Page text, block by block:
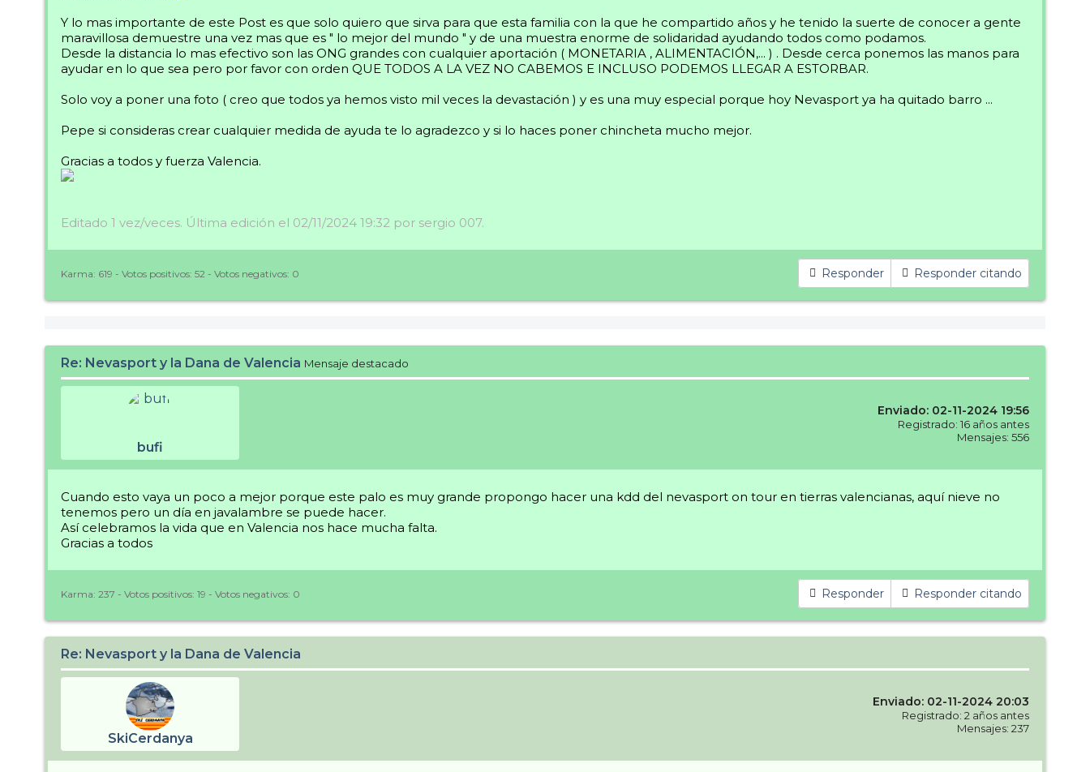
Y lo mas importante de este Post es que solo quiero que sirva para que esta familia con la que he compartido años y he tenido la suerte de conocer a gente
maravillosa demuestre una vez mas que es " lo mejor del mundo " y de una muestra enorme de solidaridad ayudando todos como podamos.
Desde la distancia lo mas efectivo son las ONG grandes con cualquier aportación ( MONETARIA , ALIMENTACIÓN,... ) . Desde cerca ponemos las manos para
ayudar en lo que sea pero por favor con orden QUE TODOS A LA VEZ NO CABEMOS E INCLUSO PODEMOS LLEGAR A ESTORBAR.
Solo voy a poner una foto ( creo que todos ya hemos visto mil veces la devastación ) y es una muy especial porque hoy Nevasport ya ha quitado barro ...
Pepe si consideras crear cualquier medida de ayuda te lo agradezco y si lo haces poner chincheta mucho mejor.
Gracias a todos y fuerza Valencia.
Editado 1 vez/veces. Última edición el 02/11/2024 19:32 por sergio 007.
Responder Responder citando
Karma: 619 - Votos positivos: 52 - Votos negativos: 0
Re: Nevasport y la Dana de Valencia Mensaje destacado
bufi
Enviado: 02-11-2024 19:56
Registrado: 16 años antes
Mensajes: 556
Cuando esto vaya un poco a mejor porque este palo es muy grande propongo hacer una kdd del nevasport on tour en tierras valencianas, aquí nieve no
tenemos pero un día en javalambre se puede hacer.
Así celebramos la vida que en Valencia nos hace mucha falta.
Gracias a todos
Responder Responder citando
Karma: 237 - Votos positivos: 19 - Votos negativos: 0
Re: Nevasport y la Dana de Valencia
SkiCerdanya
Enviado: 02-11-2024 20:03
Registrado: 2 años antes
Mensajes: 237